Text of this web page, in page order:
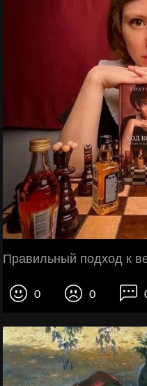
Правильный подход к
0 0